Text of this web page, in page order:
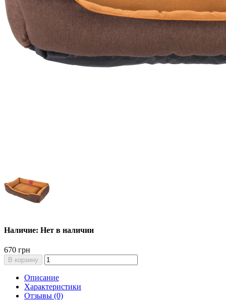
Наличие: Нет в наличии
670 грн
В корзину
Описание
Характеристики
Отзывы (0)